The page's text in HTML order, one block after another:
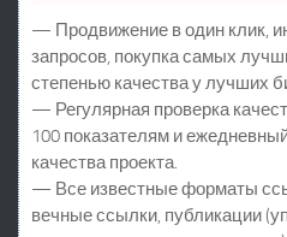
— Продвижение в один клик,
запросов, покупка самых
степенью качества у лучших
— Регулярная проверка
100 показателям и
качества проекта.
— Все известные форматы
вечные ссылки, публикации